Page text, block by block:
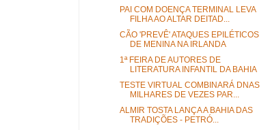
PAI COM DOENÇA TERMINAL LEVA
FILHA AO ALTAR DEITAD...
CÃO 'PREVÊ' ATAQUES EPILÉTICOS
DE MENINA NA IRLANDA
1ª FEIRA DE AUTORES DE
LITERATURA INFANTIL DA BAHIA
TESTE VIRTUAL COMBINARÁ DNAS
MILHARES DE VEZES PAR...
ALMIR TOSTA LANÇA A BAHIA DAS
TRADIÇÕES - PETRÓ...